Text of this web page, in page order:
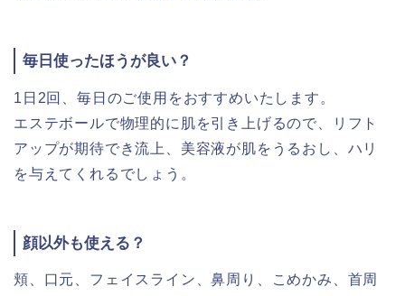
毎日使ったほうが良い？
1日2回、毎日のご使用をおすすめいたします。
エステボールで物理的に肌を引き上げるので、リフト
アップが期待でき流上、美容液が肌をうるおし、ハリ
を与えてくれるでしょう。
顔以外も使える？
頬、口元、フェイスライン、鼻周り、こめかみ、首周